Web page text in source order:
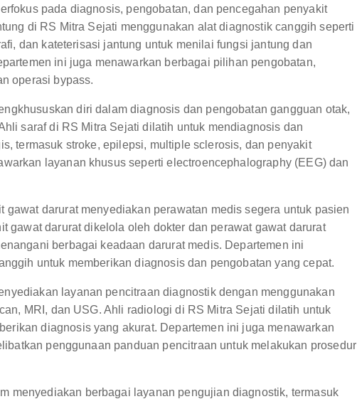
pada diagnosis, pengobatan, dan pencegahan penyakit
di RS Mitra Sejati menggunakan alat diagnostik canggih seperti
dan kateterisasi jantung untuk menilai fungsi jantung dan
ini juga menawarkan berbagai pilihan pengobatan,
operasi bypass.
diri dalam diagnosis dan pengobatan gangguan otak,
saraf di RS Mitra Sejati dilatih untuk mendiagnosis dan
termasuk stroke, epilepsi, multiple sclerosis, dan penyakit
layanan khusus seperti electroencephalography (EEG) dan
gawat darurat menyediakan perawatan medis segera untuk pasien
gawat darurat dikelola oleh dokter dan perawat gawat darurat
berbagai keadaan darurat medis. Departemen ini
untuk memberikan diagnosis dan pengobatan yang cepat.
layanan pencitraan diagnostik dengan menggunakan
MRI, dan USG. Ahli radiologi di RS Mitra Sejati dilatih untuk
diagnosis yang akurat. Departemen ini juga menawarkan
penggunaan panduan pencitraan untuk melakukan prosedur
menyediakan berbagai layanan pengujian diagnostik, termasuk